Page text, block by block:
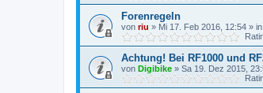
Forenregeln
von riu » Mi 17. Feb 2016, 12:54 » in
Achtung! Bei RF1000 und
von Digibike » Sa 19. Dez 2015,